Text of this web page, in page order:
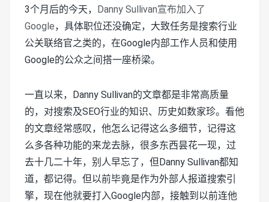
3个月后的今天， Danny Sullivan宣布加入了
Google，具体职位还没确定，大致任务是搜索行业
公关联络官之类的，在Google内部工作人员和使用
Google的公众之间搭一座桥梁。
一直以来，Danny Sullivan的文章都是非常高质量
的，对搜索及SEO行业的知识、历史如数家珍。看他
的文章经常感叹，他怎么记得这么多细节，记得这
么多各种功能的来龙去脉，很多东西昙花一现，过
去十几二十年，别人早忘了，但Danny Sullivan都知
道，都记得。但以前毕竟是作为外部人报道搜索引
擎，现在他就要打入Google内部，接触到以前连他